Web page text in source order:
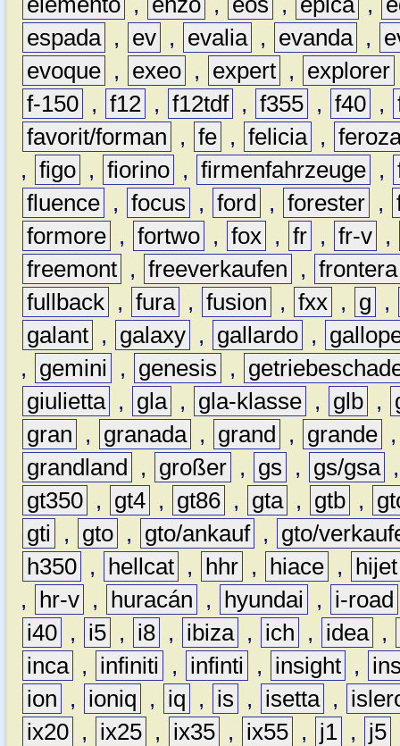
espada , ev , evalia , evanda ,
evoque , exeo , expert , explorer
f-150 , f12 , f12tdf , f355 , f40 ,
favorit/forman
, fe , felicia ,
, figo , fiorino , firmenfahrzeuge ,
fluence , focus , ford , forester ,
formore , fortwo , fox , fr , fr-v ,
freemont , freeverkaufen , frontera
fullback , fura , fusion , fxx , g
,
galant , galaxy , gallardo ,
,
gemini , genesis ,
giulietta , gla , gla-klasse , glb ,
gran
, granada , grand , grande
grandland
, großer , gs , gs/gsa
gt350 , gt4 , gt86 , gta , gtb ,
gti
, gto , gto/ankauf ,
gto/
h350 , hellcat , hhr , hiace ,
hijet
,
hr-v , huracán , hyundai ,
i-road
i40 , i5 , i8 , ibiza , ich , idea ,
inca , infiniti , infinti , insight ,
ion
, ioniq , iq , is , isetta ,
ix20 , ix25 , ix35 , ix55 , j1 , j5